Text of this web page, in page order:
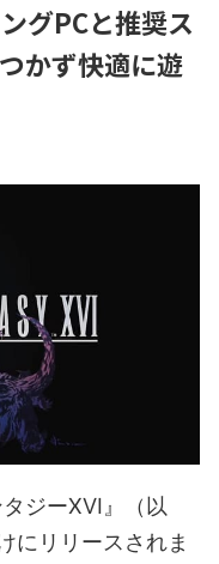
グPCと推奨ス
かず快適に遊
ジーXVI』（以
にリリースされま